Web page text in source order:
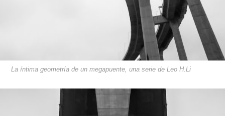
La íntima geometría de un megapuente, una serie de Leo H.Li